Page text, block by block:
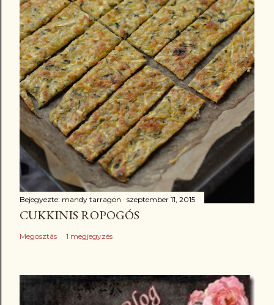
Bejegyezte: mandy tarragon szeptember 11, 2015
CUKKINIS ROPOGÓS
Megosztás 1 megjegyzés